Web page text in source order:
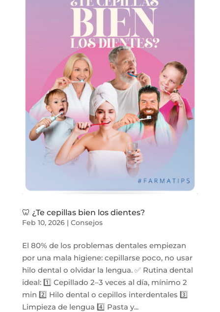
🦷 ¿Te cepillas bien los dientes?
Feb 10, 2026| Consejos
El 80% de los problemas dentales empiezan
por una mala higiene: cepillarse poco, no usar
hilo dental o olvidar la lengua. ✅ Rutina dental
ideal: 1️⃣ Cepillado 2–3 veces al día, mínimo 2
min 2️⃣ Hilo dental o cepillos interdentales 3️⃣
Limpieza de lengua 4️⃣ Pasta y...